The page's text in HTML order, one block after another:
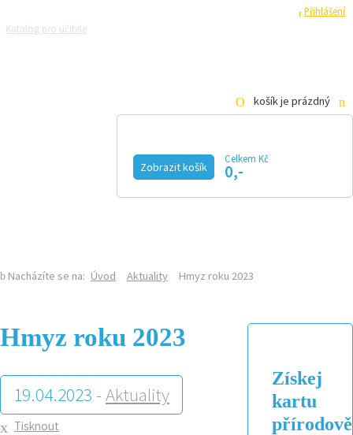
Přihlášení
Katalog pro učitele
košík je prázdný
Zobrazit košík
Celkem Kč
0,-
Nacházíte se na: Úvod Aktuality Hmyz roku 2023
Hmyz roku 2023
19.04.2023 - Aktuality
Tisknout
Získej
kartu